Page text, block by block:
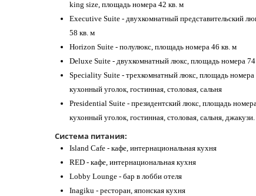
king size, площадь номера 42 кв. м
Executive Suite - двухкомнатный представительский
58 кв. м
Horizon Suite - полулюкс, площадь номера 46 кв. м
Deluxe Suite - двухкомнатный люкс, площадь номера
Speciality Suite - трехкомнатный люкс, площадь номера
кухонный уголок, гостинная, столовая, сальня
Presidential Suite - президентский люкс, площадь
кухонный уголок, гостинная, столовая, сальня, джакузи.
Система питания:
Island Cafe - кафе, интернациональная кухня
RED - кафе, интернациональная кухня
Lobby Lounge - бар в лобби отеля
Inagiku - ресторан, японская кухня